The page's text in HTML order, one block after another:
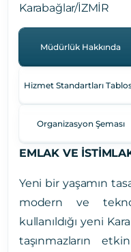
Karabağlar/İZMİR
Müdürlük Hakkında
Hizmet Standartları
Organizasyon Şeması
EMLAK VE
Yeni bir yaşamın
modern ve
kullanıldığı yeni
taşınmazların